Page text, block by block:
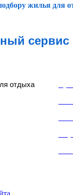
жилья для
отдыха